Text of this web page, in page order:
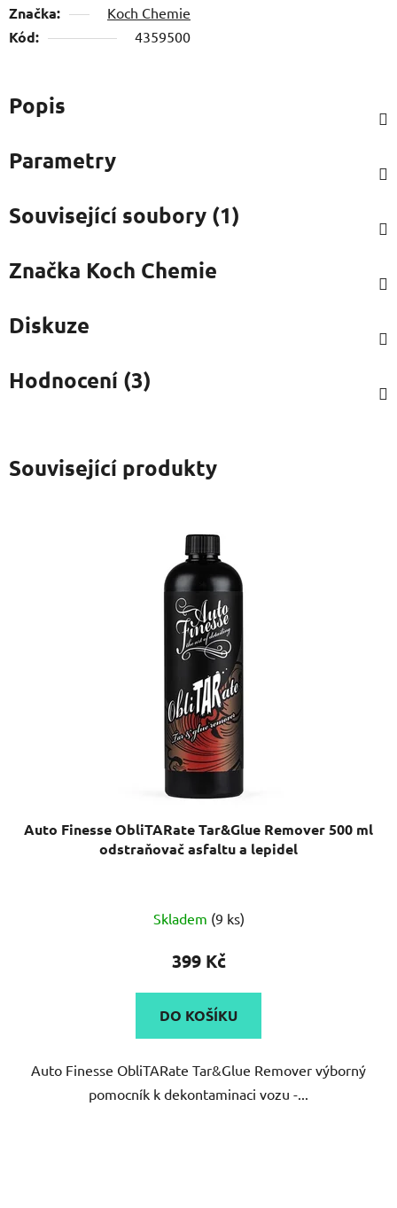
Značka: Koch Chemie
Kód: 4359500
Popis
Parametry
Související soubory (1)
Značka Koch Chemie
Diskuze
Hodnocení (3)
Související produkty
Auto Finesse ObliTARate Tar&Glue Remover 500 ml
odstraňovač asfaltu a lepidel
hodnocení
produktu
5,0
z
hvězdiček.
Skladem (9 ks)
399 Kč
DO KOŠÍKU
Auto Finesse ObliTARate Tar&Glue Remover výborný
pomocník k dekontaminaci vozu -...